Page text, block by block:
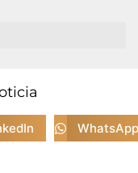
WhatsApp